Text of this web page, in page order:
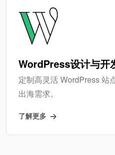
WordPress设计与开
定制高灵活 WordPress 站
出海需求。
了解更多